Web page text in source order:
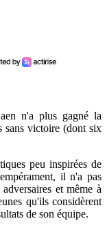
n'a plus gagné la
sans victoire (dont six
peu inspirées de
il n'a pas
et même à
qu'ils considèrent
de son équipe.